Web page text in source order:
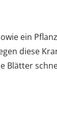
ein
diese
Blätter